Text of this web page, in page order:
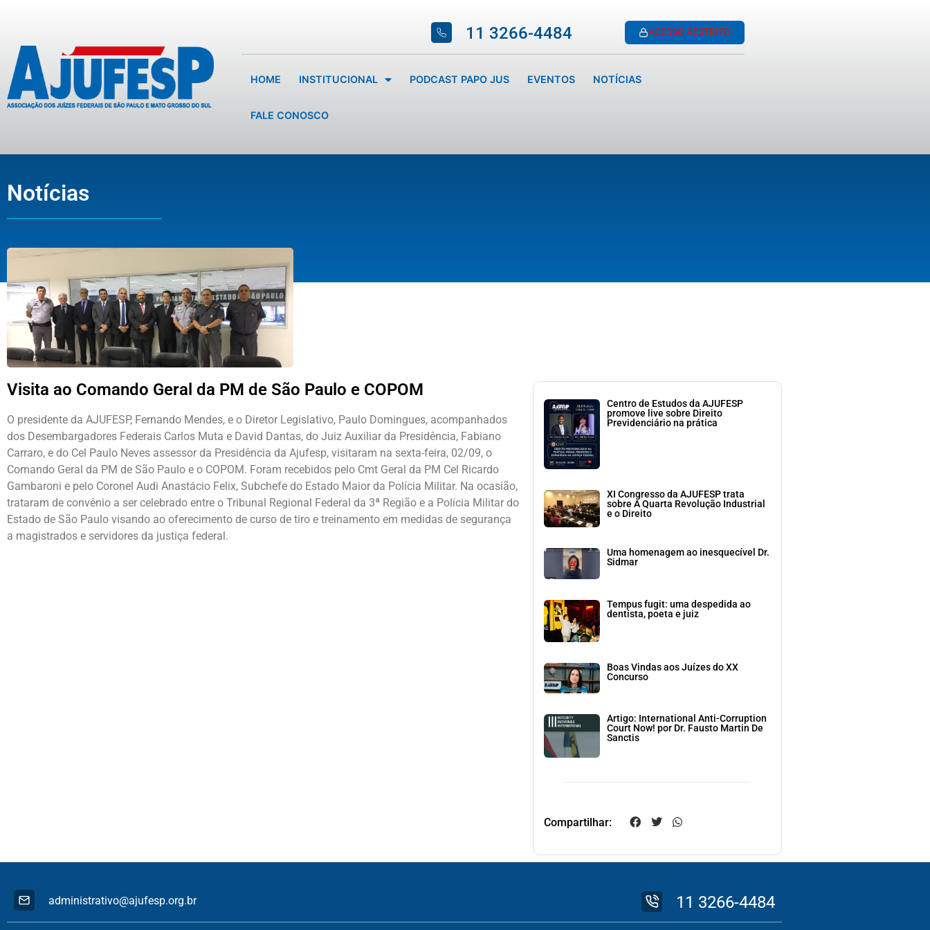
11 3266-4484 ACESSO RESTRITO
HOME INSTITUCIONAL PODCAST PAPO JUS EVENTOS NOTÍCIAS
FALE CONOSCO
Notícias
Visita ao Comando Geral da PM de São Paulo e COPOM
O presidente da AJUFESP, Fernando Mendes, e o Diretor Legislativo, Paulo Domingues, acompanhados
dos Desembargadores Federais Carlos Muta e David Dantas, do Juiz Auxiliar da Presidência, Fabiano
Carraro, e do Cel Paulo Neves assessor da Presidência da Ajufesp, visitaram na sexta-feira, 02/09, o
Comando Geral da PM de São Paulo e o COPOM. Foram recebidos pelo Cmt Geral da PM Cel Ricardo
Gambaroni e pelo Coronel Audi Anastácio Felix, Subchefe do Estado Maior da Polícia Militar. Na ocasião,
trataram de convênio a ser celebrado entre o Tribunal Regional Federal da 3ª Região e a Polícia Militar do
Estado de São Paulo visando ao oferecimento de curso de tiro e treinamento em medidas de segurança
a magistrados e servidores da justiça federal.
Centro de Estudos da AJUFESP
promove live sobre Direito
Previdenciário na prática
XI Congresso da AJUFESP trata
sobre A Quarta Revolução Industrial
e o Direito
Uma homenagem ao inesquecível Dr.
Sidmar
Tempus fugit: uma despedida ao
dentista, poeta e juiz
Boas Vindas aos Juízes do XX
Concurso
Artigo: International Anti-Corruption
Court Now! por Dr. Fausto Martin De
Sanctis
Compartilhar:
administrativo@ajufesp.org.br 11 3266-4484